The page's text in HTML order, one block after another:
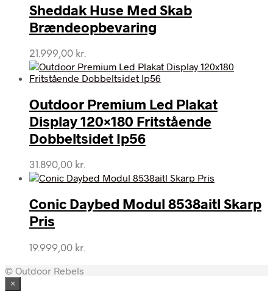
Sheddak Huse Med Skab
Brændeopbevaring
21.999,00 kr.
Outdoor Premium Led Plakat
Display 120×180 Fritstående
Dobbeltsidet Ip56
31.890,00 kr.
Conic Daybed Modul 8538aitl Skarp
Pris
19.999,00 kr.
© Outdoor Rebels
×